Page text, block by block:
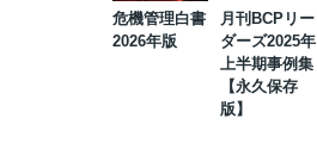
危機管理白書
2026年版
月刊BCPリー
ダーズ2025年
上半期事例集
【永久保存
版】